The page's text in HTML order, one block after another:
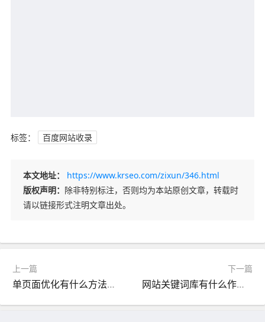
标签： 百度网站收录
本文地址：
https://www.krseo.com/zixun/346.html
版权声明： 除非特别标注，否则均为本站原创文章，转载时
请以链接形式注明文章出处。
上一篇
单页面优化有什么方法技巧？SEO难点在哪里？
下一篇
网站关键词库有什么作用？如何建网站关键词库？